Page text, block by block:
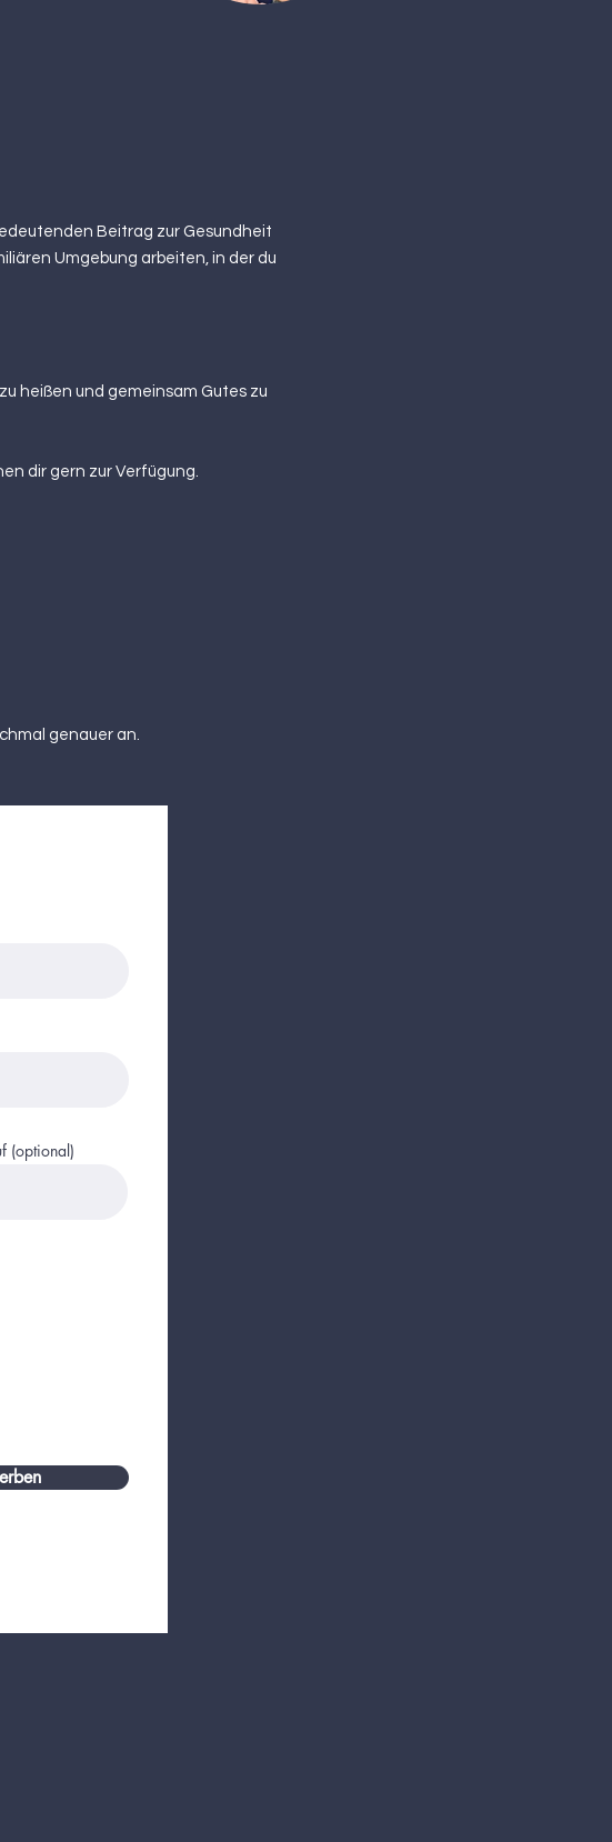
Beitrag zur Gesundheit
Umgebung arbeiten, in der du
heißen und gemeinsam Gutes zu
dir gern zur Verfügung.
genauer an.
(optional)